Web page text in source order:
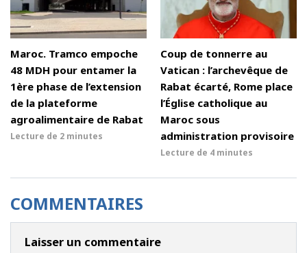
Maroc. Tramco empoche
48 MDH pour entamer la
1ère phase de l’extension
de la plateforme
agroalimentaire de Rabat
Lecture de 2 minutes
Coup de tonnerre au
Vatican : l’archevêque de
Rabat écarté, Rome place
l’Église catholique au
Maroc sous
administration provisoire
Lecture de 4 minutes
COMMENTAIRES
Laisser un commentaire